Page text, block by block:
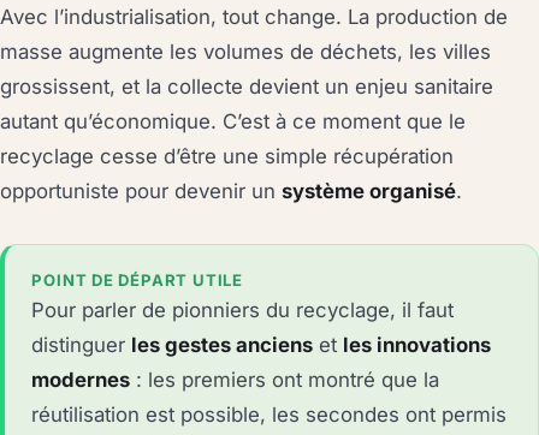
Avec l’industrialisation, tout change. La production de
masse augmente les volumes de déchets, les villes
grossissent, et la collecte devient un enjeu sanitaire
autant qu’économique. C’est à ce moment que le
recyclage cesse d’être une simple récupération
opportuniste pour devenir un système organisé.
POINT DE DÉPART UTILE
Pour parler de pionniers du recyclage, il faut
distinguer les gestes anciens et les innovations
modernes : les premiers ont montré que la
réutilisation est possible, les secondes ont permis